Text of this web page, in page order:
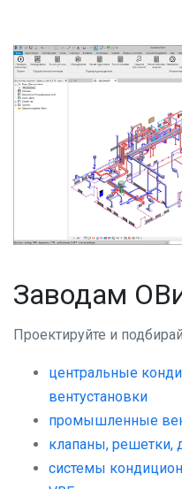
Заводам
Проектируйте и
центральные
вентустановки
промышленные
клапаны, решетки,
системы